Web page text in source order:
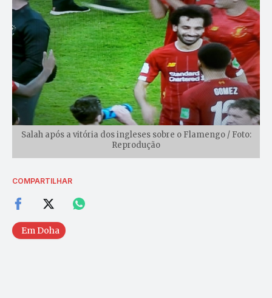
Salah após a vitória dos ingleses sobre o Flamengo / Foto:
Reprodução
COMPARTILHAR
Em Doha